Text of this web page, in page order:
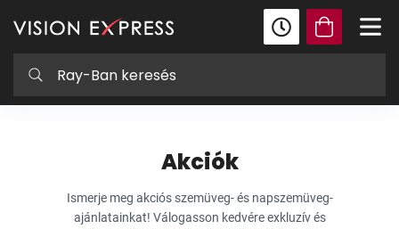
Akciók
Ismerje meg akciós szemüveg- és napszemüveg-
ajánlatainkat! Válogasson kedvére exkluzív és